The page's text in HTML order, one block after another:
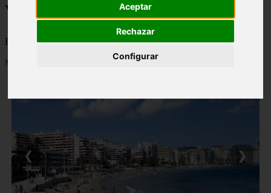
Aceptar
Rechazar
Configurar
Viajes a la Patagonia
Blog sobre la Patagonia en particular y sobre turismo en general
Mostrando 1 - 24 de 477 artículos
❮ ❯